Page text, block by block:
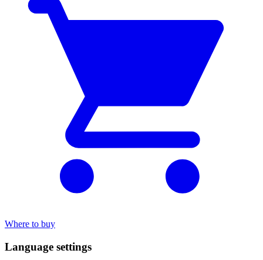
Where to buy
Language settings